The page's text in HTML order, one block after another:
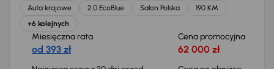
Auta krajowe 2.0 EcoBlue Salon Polska
190 KM
+6 kolejnych
Miesięczna rata
od 393 zł
Cena promocyjna
62 000 zł